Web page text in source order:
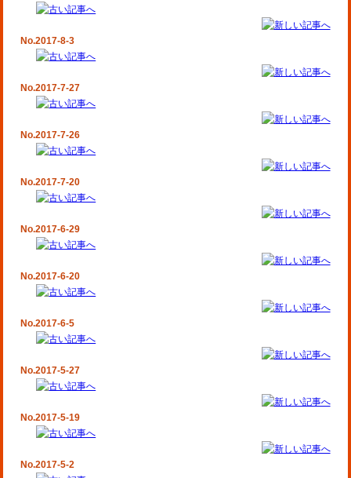
No.2017-8-3
No.2017-7-27
No.2017-7-26
No.2017-7-20
No.2017-6-29
No.2017-6-20
No.2017-6-5
No.2017-5-27
No.2017-5-19
No.2017-5-2